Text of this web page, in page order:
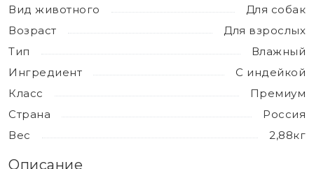
Вид животного
Для собак
Возраст
Для взрослых
Тип
Влажный
Ингредиент
С индейкой
Класс
Премиум
Страна
Россия
Вес
2,88кг
Описание